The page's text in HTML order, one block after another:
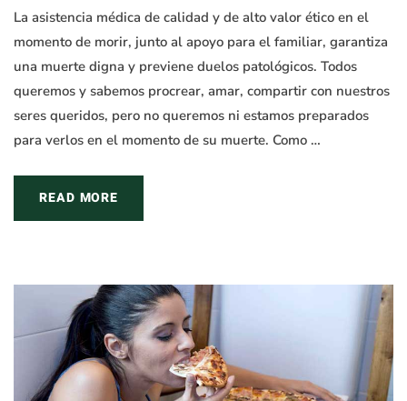
La asistencia médica de calidad y de alto valor ético en el
momento de morir, junto al apoyo para el familiar, garantiza
una muerte digna y previene duelos patológicos. Todos
queremos y sabemos procrear, amar, compartir con nuestros
seres queridos, pero no queremos ni estamos preparados
para verlos en el momento de su muerte. Como …
READ MORE